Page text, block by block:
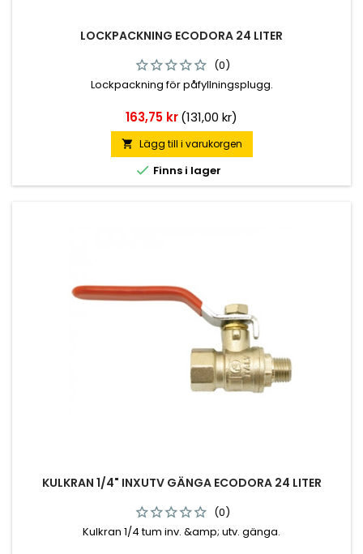
LOCKPACKNING ECODORA 24 LITER
(0)
Lockpackning för påfyllningsplugg.
Pris
163,75 kr(131,00 kr)
 Lägg till i varukorgen
 Finns i lager
KULKRAN 1/4" INXUTV GÄNGA ECODORA 24 LITER
(0)
Kulkran 1/4 tum inv. &amp; utv. gänga.